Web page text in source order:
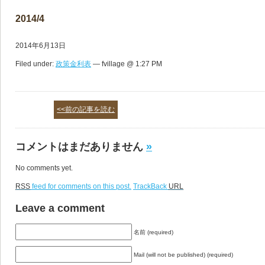
2014/4
2014年6月13日
Filed under: 政策金利表 — fvillage @ 1:27 PM
<<前の記事を読む
コメントはまだありません »
No comments yet.
RSS feed for comments on this post. TrackBack URL
Leave a comment
名前 (required)
Mail (will not be published) (required)